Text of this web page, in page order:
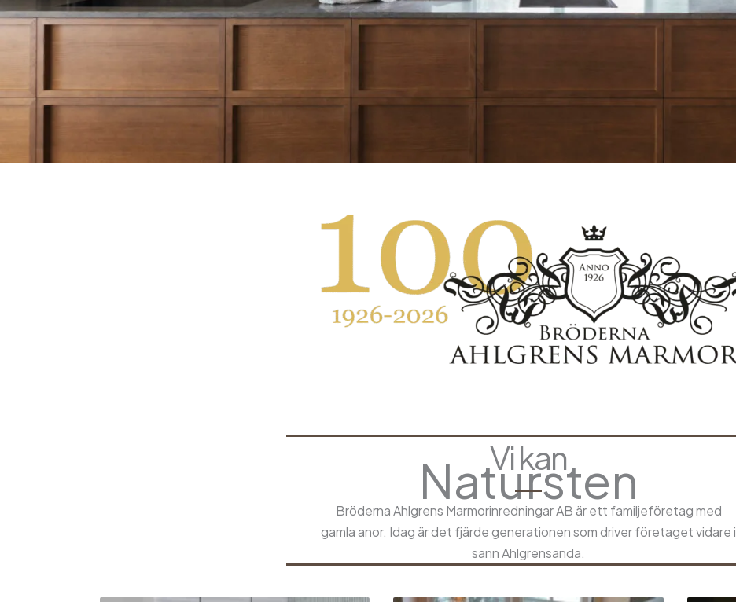
Vi kan
Natursten
Bröderna Ahlgrens Marmorinredningar AB är ett familjeföretag med
gamla anor. Idag är det fjärde generationen som driver företaget vidare i
sann Ahlgrensanda.